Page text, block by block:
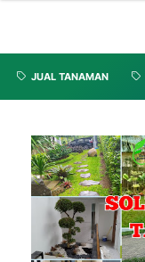
JUAL TANAMAN